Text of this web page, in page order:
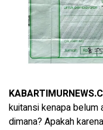
kuitansi kenapa belum
dimana? Apakah